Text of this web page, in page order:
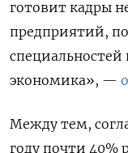
готовит кадры
предприятий,
экономика», —
Между тем,
году почти 40%